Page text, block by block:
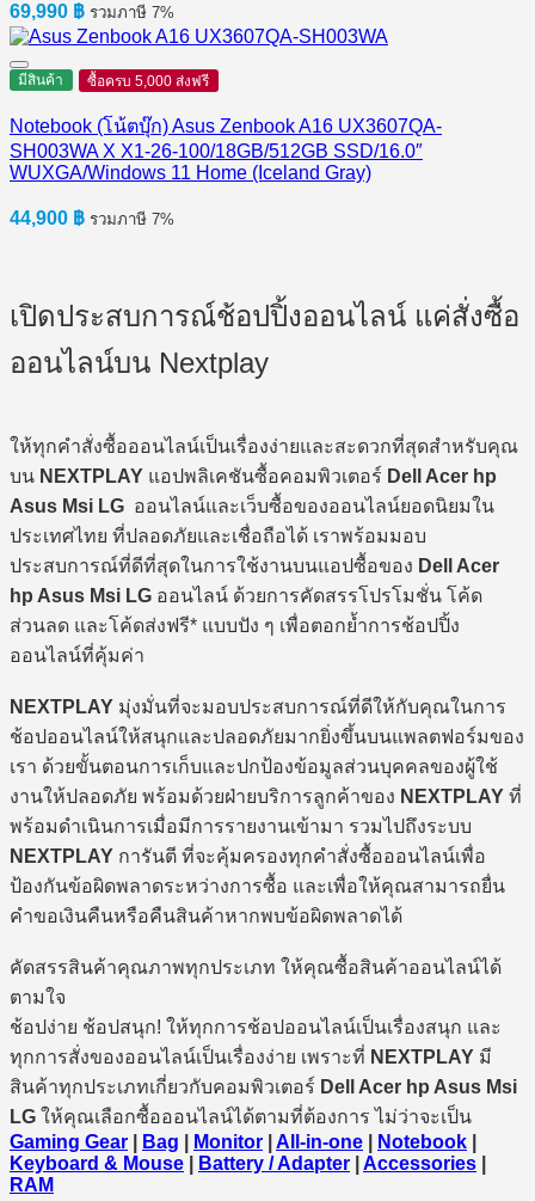
69,990 ฿ รวมภาษี 7%
มีสินค้า ซื้อครบ 5,000 ส่งฟรี
Notebook (โน้ตบุ๊ก) Asus Zenbook A16 UX3607QA-
SH003WA X X1-26-100/18GB/512GB SSD/16.0″
WUXGA/Windows 11 Home (Iceland Gray)
44,900 ฿ รวมภาษี 7%
เปิดประสบการณ์ช้อปปิ้งออนไลน์ แค่สั่งซื้อ
ออนไลน์บน Nextplay
ให้ทุกคำสั่งซื้อออนไลน์เป็นเรื่องง่ายและสะดวกที่สุดสำหรับคุณ
บน NEXTPLAY แอปพลิเคชันซื้อคอมพิวเตอร์ Dell Acer hp
Asus Msi LG ออนไลน์และเว็บซื้อของออนไลน์ยอดนิยมใน
ประเทศไทย ที่ปลอดภัยและเชื่อถือได้ เราพร้อมมอบ
ประสบการณ์ที่ดีที่สุดในการใช้งานบนแอปซื้อของ Dell Acer
hp Asus Msi LG ออนไลน์ ด้วยการคัดสรรโปรโมชั่น โค้ด
ส่วนลด และโค้ดส่งฟรี* แบบปัง ๆ เพื่อตอกย้ำการช้อปปิ้ง
ออนไลน์ที่คุ้มค่า
NEXTPLAY มุ่งมั่นที่จะมอบประสบการณ์ที่ดีให้กับคุณในการ
ช้อปออนไลน์ให้สนุกและปลอดภัยมากยิ่งขึ้นบนแพลตฟอร์มของ
เรา ด้วยขั้นตอนการเก็บและปกป้องข้อมูลส่วนบุคคลของผู้ใช้
งานให้ปลอดภัย พร้อมด้วยฝ่ายบริการลูกค้าของ NEXTPLAY ที่
พร้อมดำเนินการเมื่อมีการรายงานเข้ามา รวมไปถึงระบบ
NEXTPLAY การันตี ที่จะคุ้มครองทุกคำสั่งซื้อออนไลน์เพื่อ
ป้องกันข้อผิดพลาดระหว่างการซื้อ และเพื่อให้คุณสามารถยื่น
คำขอเงินคืนหรือคืนสินค้าหากพบข้อผิดพลาดได้
คัดสรรสินค้าคุณภาพทุกประเภท ให้คุณซื้อสินค้าออนไลน์ได้
ตามใจ
ช้อปง่าย ช้อปสนุก! ให้ทุกการช้อปออนไลน์เป็นเรื่องสนุก และ
ทุกการสั่งของออนไลน์เป็นเรื่องง่าย เพราะที่ NEXTPLAY มี
สินค้าทุกประเภทเกี่ยวกับคอมพิวเตอร์ Dell Acer hp Asus Msi
LG ให้คุณเลือกซื้อออนไลน์ได้ตามที่ต้องการ ไม่ว่าจะเป็น
Gaming Gear
Bag Monitor All-in-one Notebook
Keyboard & Mouse
Battery / Adapter Accessories
RAM